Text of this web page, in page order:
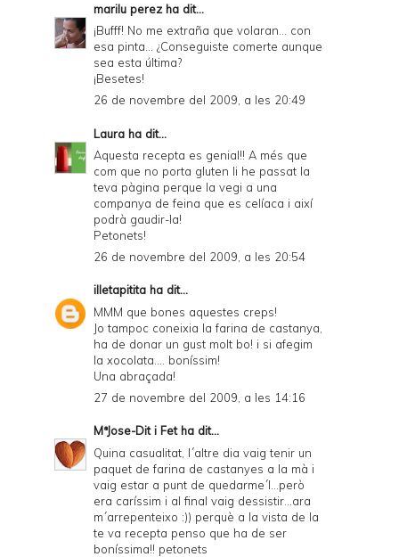
marilu perez ha dit...
¡Bufff! No me extraña que volaran... con
esa pinta... ¿Conseguiste comerte aunque
sea esta última?
¡Besetes!
26 de novembre del 2009, a les 20:49
Laura ha dit...
Aquesta recepta es genial!! A més que
com que no porta gluten li he passat la
teva pàgina perque la vegi a una
companya de feina que es celíaca i així
podrà gaudir-la!
Petonets!
26 de novembre del 2009, a les 20:54
illetapitita ha dit...
MMM que bones aquestes creps!
Jo tampoc coneixia la farina de castanya,
ha de donar un gust molt bo! i si afegim
la xocolata.... boníssim!
Una abraçada!
27 de novembre del 2009, a les 14:16
MªJose-Dit i Fetha dit...
Quina casualitat, l´altre dia vaig tenir un
paquet de farina de castanyes a la mà i
vaig estar a punt de quedarme´l...però
era caríssim i al final vaig dessistir...ara
m´arrepenteixo :)) perquè a la vista de la
te va recepta penso que ha de ser
boníssima!! petonets